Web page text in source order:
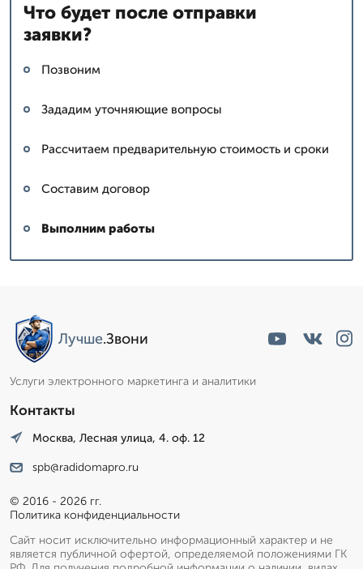
Что будет после отправки
заявки?
Позвоним
Зададим уточняющие вопросы
Рассчитаем предварительную стоимость и сроки
Составим договор
Выполним работы
Лучше.Звони
Услуги электронного маркетинга и аналитики
Контакты
Москва, Лесная улица, 4. оф. 12
spb@radidomapro.ru
© 2016 - 2026 гг.
Политика конфиденциальности
Сайт носит исключительно информационный характер и не
является публичной офертой, определяемой положениями ГК